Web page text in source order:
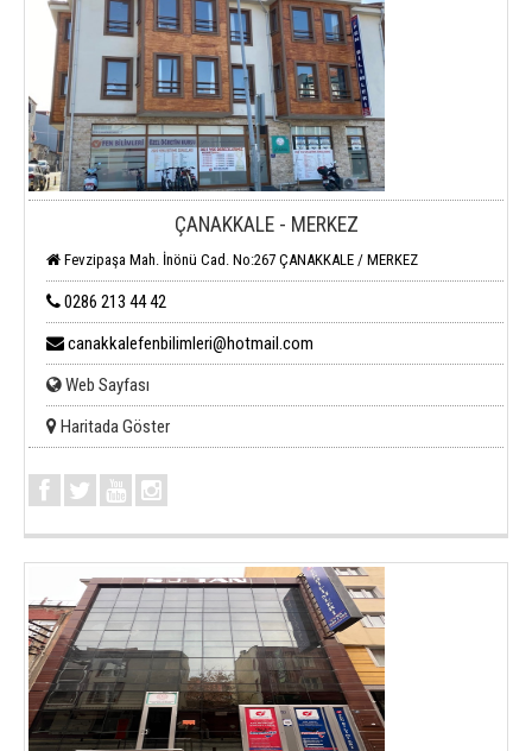
ÇANAKKALE - MERKEZ
Fevzipaşa Mah. İnönü Cad. No:267 ÇANAKKALE / MERKEZ
0286 213 44 42
canakkalefenbilimleri@hotmail.com
Web Sayfası
Haritada Göster